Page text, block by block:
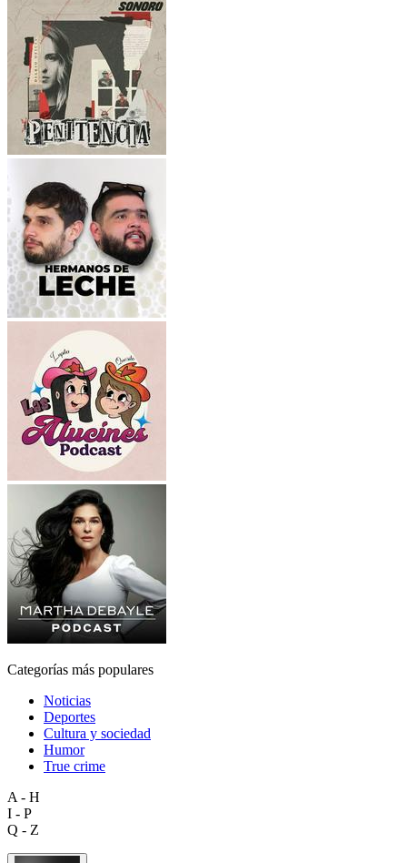
Categorías más populares
Noticias
Deportes
Cultura y sociedad
Humor
True crime
A - H
I - P
Q - Z